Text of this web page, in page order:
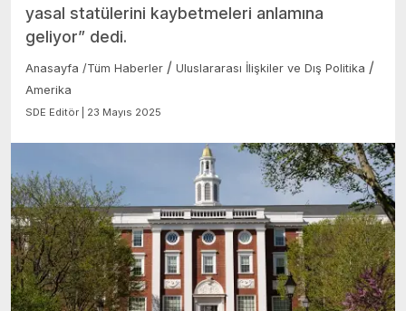
yasal statülerini kaybetmeleri anlamına
geliyor” dedi.
Anasayfa /Tüm Haberler / Uluslararası İlişkiler ve Dış Politika /
Amerika
SDE Editör | 23 Mayıs 2025